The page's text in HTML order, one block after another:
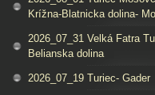
Krížna-Blatnicka dolina-
2026_07_31 Velká Fatra
Belianska dolina
2026_07_19 Turiec- Gader